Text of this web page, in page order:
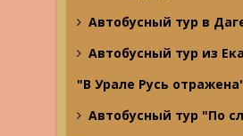
Автобусный тур в
Автобусный тур из
"В Урале Русь
Автобусный тур "По